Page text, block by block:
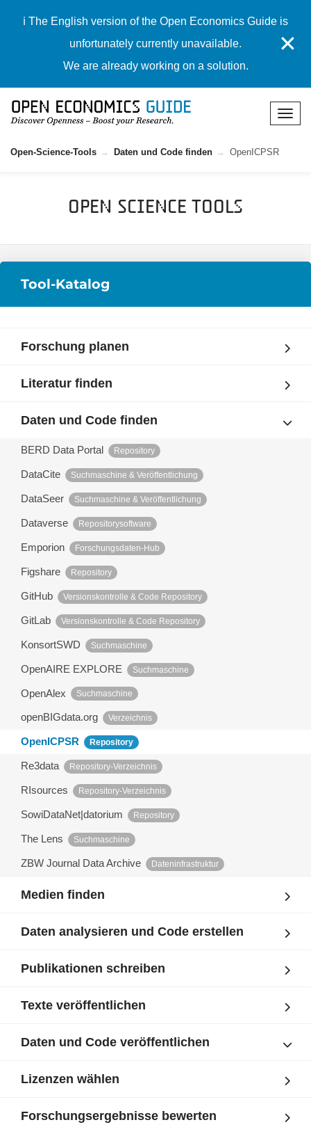
ℹ️ The English version of the Open Economics Guide is
unfortunately currently unavailable.
We are already working on a solution.
✕
Open-Science-Tools Daten und Code finden OpenICPSR
Open Science Tools
Tool-Katalog
Forschung planen
Literatur finden
Daten und Code finden
BERD Data Portal Repository
DataCite Suchmaschine & Veröffentlichung
DataSeer Suchmaschine & Veröffentlichung
Dataverse Repositorysoftware
Emporion Forschungsdaten-Hub
Figshare Repository
GitHub Versionskontrolle & Code Repository
GitLab Versionskontrolle & Code Repository
KonsortSWD Suchmaschine
OpenAIRE EXPLORE Suchmaschine
OpenAlex Suchmaschine
openBIGdata.org Verzeichnis
OpenICPSR Repository
Re3data Repository-Verzeichnis
RIsources Repository-Verzeichnis
SowiDataNet|datorium Repository
The Lens Suchmaschine
ZBW Journal Data Archive Dateninfrastruktur
Medien finden
Daten analysieren und Code erstellen
Publikationen schreiben
Texte veröffentlichen
Daten und Code veröffentlichen
Lizenzen wählen
Forschungsergebnisse bewerten